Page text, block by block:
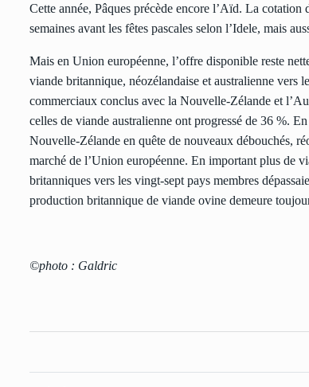
Cette année, Pâques précède encore l’Aïd. La cotation
semaines avant les fêtes pascales selon l’Idele, mais
Mais en Union européenne, l’offre disponible reste
viande britannique, néozélandaise et australienne vers
commerciaux conclus avec la Nouvelle-Zélande et
celles de viande australienne ont progressé de 36 %.
Nouvelle-Zélande en quête de nouveaux débouchés,
marché de l’Union européenne. En important plus de
britanniques vers les vingt-sept pays membres
production britannique de viande ovine demeure
©photo : Galdric